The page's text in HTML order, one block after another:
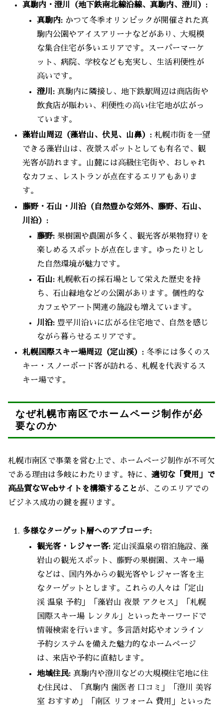
真駒内・澄川（地下鉄南北線沿線、真駒内、澄川）:
真駒内: かつて冬季オリンピックが開催された真
駒内公園やアイスアリーナなどがあり、大規模
な集合住宅が多いエリアです。スーパーマーケ
ット、病院、学校なども充実し、生活利便性が
高いです。
澄川: 真駒内に隣接し、地下鉄駅周辺は商店街や
飲食店が賑わい、利便性の高い住宅地が広がっ
ています。
藻岩山周辺（藻岩山、伏見、山鼻）: 札幌市街を一望
できる藻岩山は、夜景スポットとしても有名で、観
光客が訪れます。山麓には高級住宅街や、おしゃれ
なカフェ、レストランが点在するエリアもありま
す。
藤野・石山・川沿（自然豊かな郊外、藤野、石山、
川沿）:
藤野: 果樹園や農園が多く、観光客が果物狩りを
楽しめるスポットが点在します。ゆったりとし
た自然環境が魅力です。
石山: 札幌軟石の採石場として栄えた歴史を持
ち、石山緑地などの公園があります。個性的な
カフェやアート関連の施設も増えています。
川沿: 豊平川沿いに広がる住宅地で、自然を感じ
ながら暮らせるエリアです。
札幌国際スキー場周辺（定山渓）: 冬季には多くのス
キー・スノーボード客が訪れる、札幌を代表するス
キー場です。
なぜ札幌市南区でホームページ制作が必
要なのか
札幌市南区で事業を営む上で、ホームページ制作が不可欠
である理由は多岐にわたります。特に、 適切な「費用」で
高品質なWebサイトを構築すること が、このエリアでの
ビジネス成功の鍵を握ります。
多様なターゲット層へのアプローチ:
観光客・レジャー客: 定山渓温泉の宿泊施設、藻
岩山の観光スポット、藤野の果樹園、スキー場
などは、国内外からの観光客やレジャー客を主
なターゲットとします。これらの人々は「定山
渓 温泉 予約」「藻岩山 夜景 アクセス」「札幌
国際スキー場 レンタル」といったキーワードで
情報検索を行います。多言語対応やオンライン
予約システムを備えた魅力的なホームページ
は、来店や予約に直結します。
地域住民: 真駒内や澄川などの大規模住宅地に住
む住民は、「真駒内 歯医者 口コミ」「澄川 美容
室 おすすめ」「南区 リフォーム 費用」といった